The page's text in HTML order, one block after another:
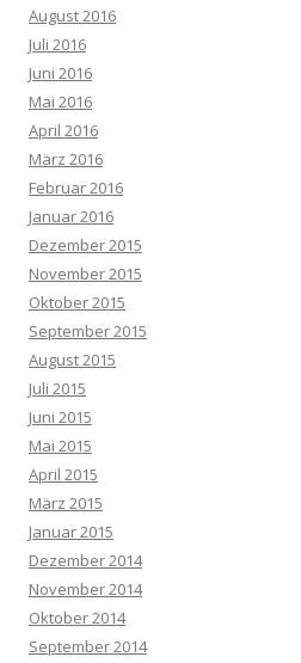
August 2016
Juli 2016
Juni 2016
Mai 2016
April 2016
März 2016
Februar 2016
Januar 2016
Dezember 2015
November 2015
Oktober 2015
September 2015
August 2015
Juli 2015
Juni 2015
Mai 2015
April 2015
März 2015
Januar 2015
Dezember 2014
November 2014
Oktober 2014
September 2014